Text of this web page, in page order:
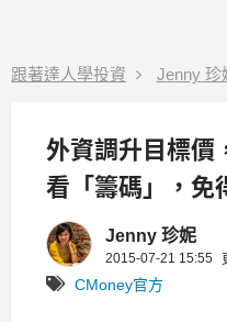
跟著達人學投資 Jenny 珍
外資調升目標價
看「籌碼」，免
(3481)為例
Jenny 珍妮
2015-07-21 15:55
CMoney官方